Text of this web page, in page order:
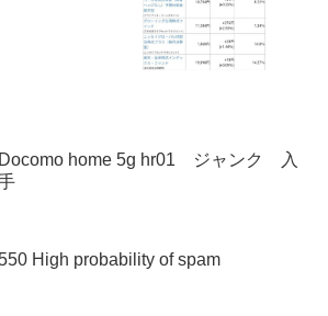
Docomo home 5g hr01 ジャンク 入
High probability of spam